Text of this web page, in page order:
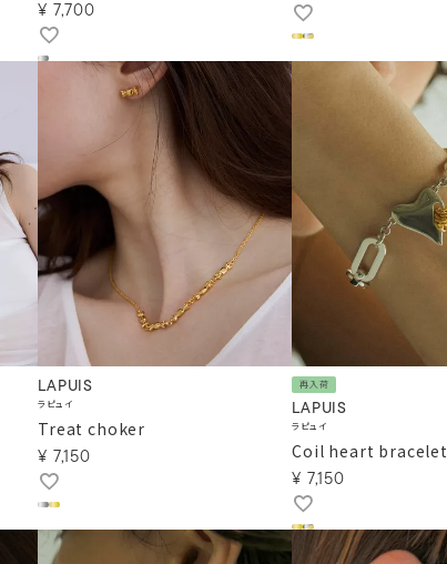
¥ 7,700
LAPUIS
ラピュイ
Treat choker
¥ 7,150
再入荷
LAPUIS
ラピュイ
Coil heart bracelet
¥ 7,150